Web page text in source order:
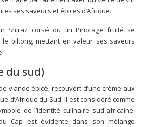
ses saveurs et épices d’Afrique.
Shiraz corsé ou un Pinotage fruité se
biltong, mettant en valeur ses saveurs
du sud)
viande épicé, recouvert d’une crème aux
d’Afrique du Sud. Il est considéré comme
de l’identité culinaire sud-africaine.
Cap est évidente dans son mélange